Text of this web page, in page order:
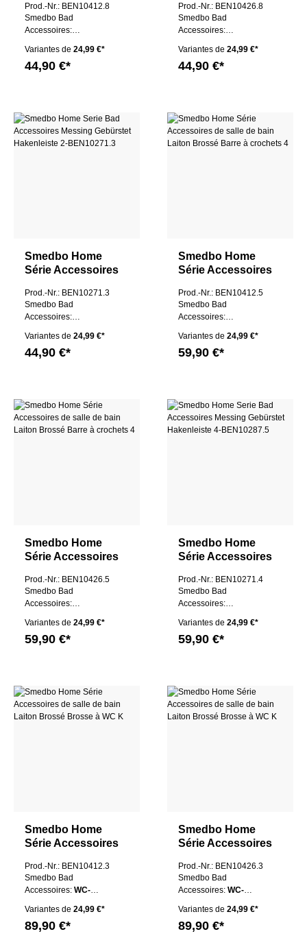
Laiton Brossé
Barre à crochets 2
Prod.-Nr.: BEN10412.8
Smedbo Bad
Accessoires:
Variantes de 24,99 €*
44,90 €*
Laiton Brossé
Barre à crochets 2
Prod.-Nr.: BEN10426.8
Smedbo Bad
Accessoires:
Variantes de 24,99 €*
44,90 €*
Smedbo Home
Série Accessoires
Laiton Brossé
Barre à crochets 2
Prod.-Nr.: BEN10271.3
Smedbo Bad
Accessoires:
Variantes de 24,99 €*
44,90 €*
Smedbo Home
Série Accessoires
Laiton Brossé
Barre à crochets 4
Prod.-Nr.: BEN10412.5
Smedbo Bad
Accessoires:
Variantes de 24,99 €*
59,90 €*
Smedbo Home
Série Accessoires
Laiton Brossé
Barre à crochets 4
Prod.-Nr.: BEN10426.5
Smedbo Bad
Accessoires:
Variantes de 24,99 €*
59,90 €*
Smedbo Home
Série Accessoires
Laiton Brossé
Barre à crochets 4
Prod.-Nr.: BEN10271.4
Smedbo Bad
Accessoires:
Variantes de 24,99 €*
59,90 €*
Smedbo Home
Série Accessoires
Laiton Brossé
Brosse à WC K
Prod.-Nr.: BEN10412.3
Smedbo Bad
Accessoires: WC-
Variantes de 24,99 €*
89,90 €*
Smedbo Home
Série Accessoires
Laiton Brossé
Brosse à WC K
Prod.-Nr.: BEN10426.3
Smedbo Bad
Accessoires: WC-
Variantes de 24,99 €*
89,90 €*